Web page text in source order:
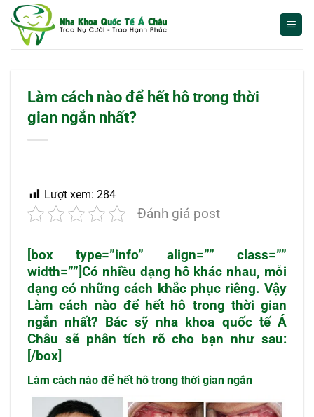
qua
Làm cách nào để hết hô trong thời
gian ngắn nhất?
Lượt xem: 284
Đánh giá post
[box type=”info” align=”” class=””
width=””]Có nhiều dạng hô khác nhau, mỗi
dạng có những cách khắc phục riêng. Vậy
Làm cách nào để hết hô trong thời gian
ngắn nhất? Bác sỹ nha khoa quốc tế Á
Châu sẽ phân tích rõ cho bạn như sau:
[/box]
Làm cách nào để hết hô trong thời gian ngắn